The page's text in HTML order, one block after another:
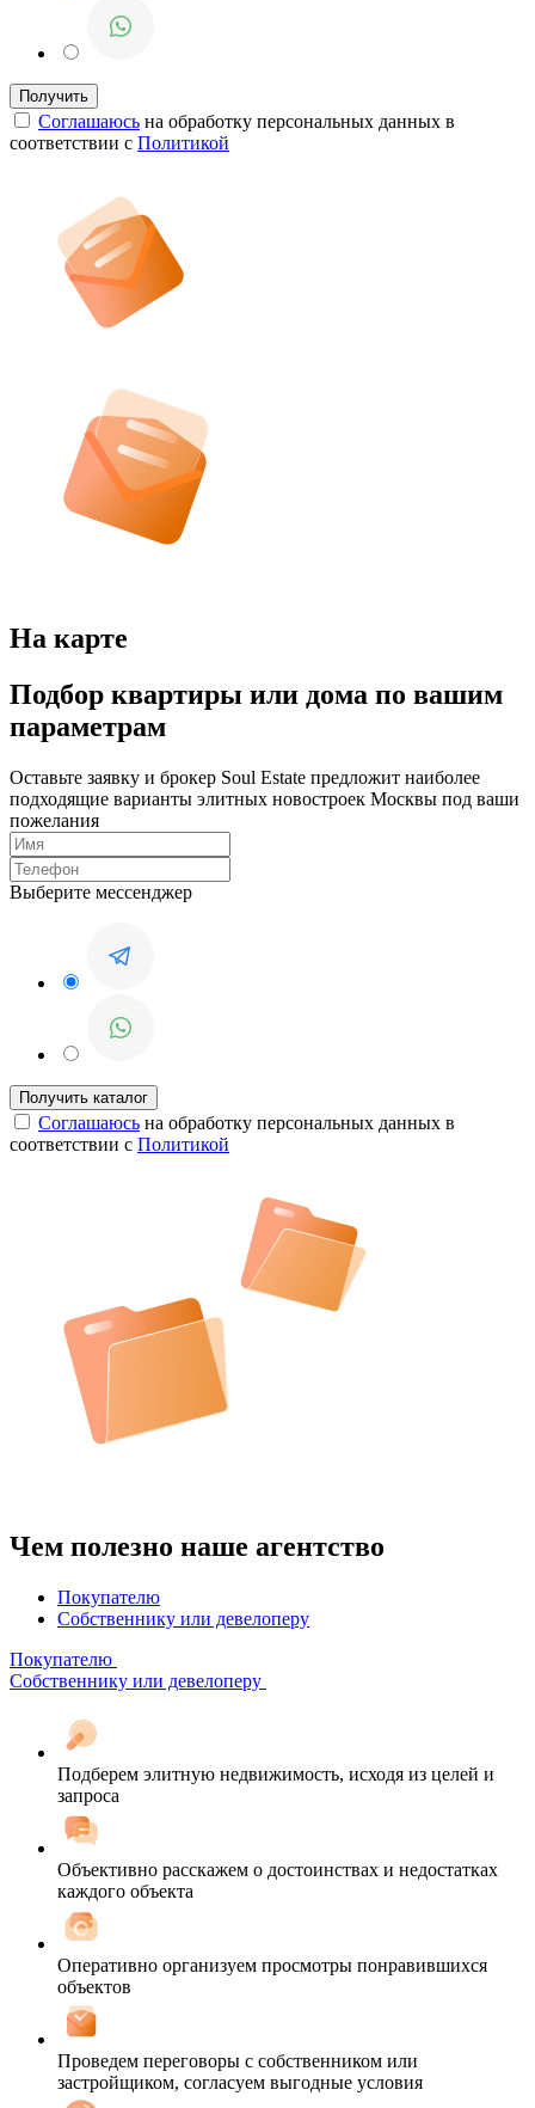
Соглашаюсь на обработку персональных данных в
соответствии с Политикой
На карте
Подбор квартиры или дома по вашим
параметрам
Оставьте заявку и брокер Soul Estate предложит наиболее
подходящие варианты элитных новостроек Москвы под ваши
пожелания
Выберите мессенджер
Соглашаюсь на обработку персональных данных в
соответствии с Политикой
Чем полезно наше агентство
Покупателю
Собственнику или девелоперу
Покупателю
Собственнику или девелоперу
Подберем элитную недвижимость, исходя из целей и
запроса
Объективно расскажем о достоинствах и недостатках
каждого объекта
Оперативно организуем просмотры понравившихся
объектов
Проведем переговоры с собственником или
застройщиком, согласуем выгодные условия